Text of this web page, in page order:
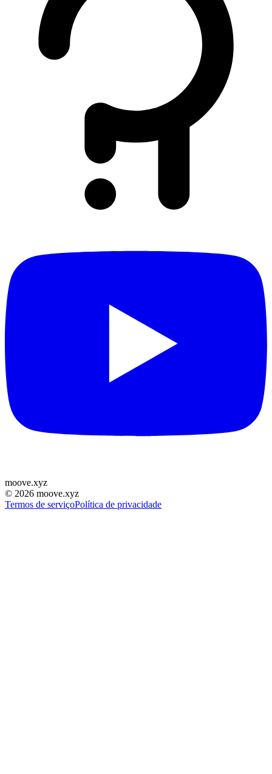
moove.xyz
© 2026 moove.xyz
Termos de serviçoPolítica de privacidade